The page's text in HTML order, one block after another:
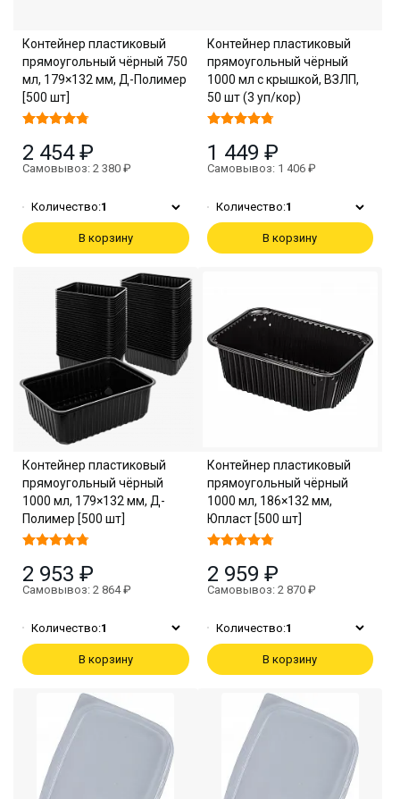
Контейнер пластиковый
прямоугольный чёрный 750
мл, 179×132 мм, Д-Полимер
[500 шт]
2 454 ₽
Самовывоз: 2 380 ₽
Количество:1
В корзину
Контейнер пластиковый
прямоугольный чёрный
1000 мл с крышкой, ВЗЛП,
50 шт (3 уп/кор)
1 449 ₽
Самовывоз: 1 406 ₽
Количество:1
В корзину
Контейнер пластиковый
прямоугольный чёрный
1000 мл, 179×132 мм, Д-
Полимер [500 шт]
2 953 ₽
Самовывоз: 2 864 ₽
Количество:1
В корзину
Контейнер пластиковый
прямоугольный чёрный
1000 мл, 186×132 мм,
Юпласт [500 шт]
2 959 ₽
Самовывоз: 2 870 ₽
Количество:1
В корзину